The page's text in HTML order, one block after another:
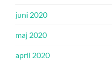
juni 2020
maj 2020
april 2020